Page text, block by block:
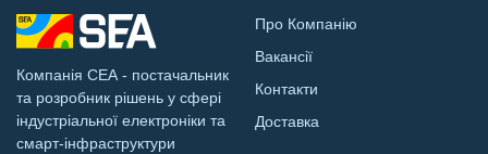
Компанія СЕА - постачальник
та розробник рішень у сфері
індустріальної електроніки та
смарт-інфраструктури
Про Компанію
Вакансії
Контакти
Доставка